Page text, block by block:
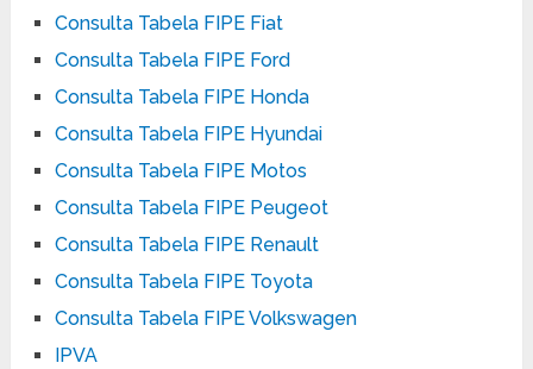
Consulta Tabela FIPE Fiat
Consulta Tabela FIPE Ford
Consulta Tabela FIPE Honda
Consulta Tabela FIPE Hyundai
Consulta Tabela FIPE Motos
Consulta Tabela FIPE Peugeot
Consulta Tabela FIPE Renault
Consulta Tabela FIPE Toyota
Consulta Tabela FIPE Volkswagen
IPVA